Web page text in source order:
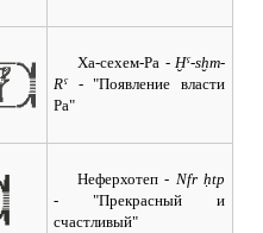
Ха-сехем-Ра - Ḫˁ-sḫm-
Rˁ -"Появление власти
Ра"
Неферхотеп - Nfr ḥtp
- "Прекрасный и
счастливый"